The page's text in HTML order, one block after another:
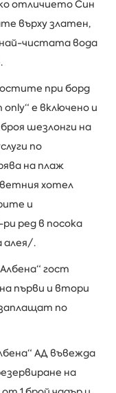
отличието Син
върху златен,
чистата вода
при борд
only“ е включено и
шезлонги на
по
на плаж
хотел
и
ред в посока
алея/.
гост
първи и втори
по
АД въвежда
на